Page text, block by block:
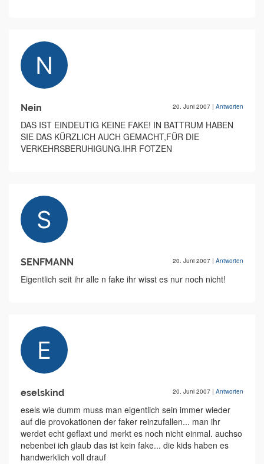
Nein 20. Juni 2007 | Antworten
DAS IST EINDEUTIG KEINE FAKE! IN BATTRUM HABEN
SIE DAS KÜRZLICH AUCH GEMACHT,FÜR DIE
VERKEHRSBERUHIGUNG.IHR FOTZEN
SENFMANN 20. Juni 2007 | Antworten
Eigentlich seit ihr alle n fake ihr wisst es nur noch nicht!
eselskind 20. Juni 2007 | Antworten
esels wie dumm muss man eigentlich sein immer wieder
auf die provokationen der faker reinzufallen... man ihr
werdet echt geflaxt und merkt es noch nicht einmal. auchso
nebenbei ich glaub das ist kein fake... die kids haben es
handwerklich voll drauf